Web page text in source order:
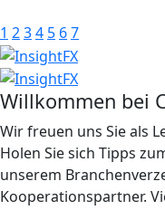
1 234 5 67
Willkommen bei
Wir freuen uns Sie als
Holen Sie sich Tipps
unserem
Kooperationspartner.